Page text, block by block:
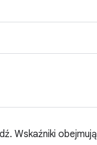
Wskaźniki obejmują